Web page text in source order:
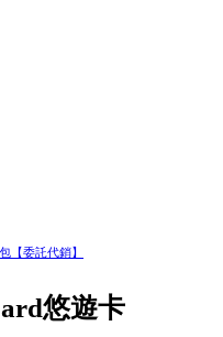
【委託代銷】
悠遊卡